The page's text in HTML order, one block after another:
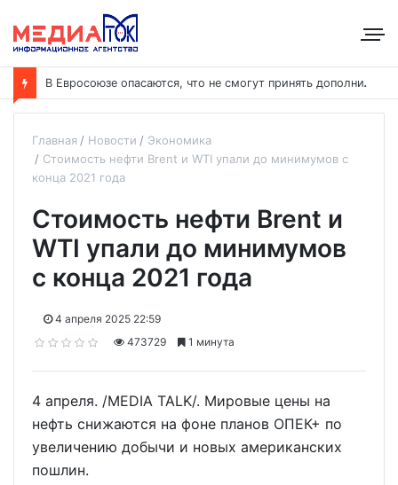
ВЕвросоюзе опасаются, что не смогут принять дополнительных участников
Главная Новости
Экономика
Стоимость нефти Brent и WTI упали до минимумов с
конца 2021 года
Стоимость нефти Brent и
WTI упали до минимумов
с конца 2021 года
4 апреля 2025 22:59
473729
1 минута
4 апреля. /MEDIA TALK/. Мировые цены на
нефть снижаются на фоне планов ОПЕК+ по
увеличению добычи и новых американских
пошлин.